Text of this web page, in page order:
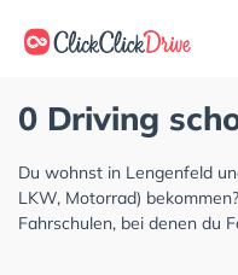
0 Driving
Du wohnst in Lengenfeld
LKW, Motorrad)
Fahrschulen, bei denen du